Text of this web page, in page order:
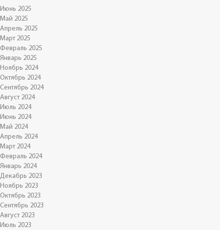
Июнь 2025
Май 2025
Апрель 2025
Март 2025
Февраль 2025
Январь 2025
Ноябрь 2024
Октябрь 2024
Сентябрь 2024
Август 2024
Июль 2024
Июнь 2024
Май 2024
Апрель 2024
Март 2024
Февраль 2024
Январь 2024
Декабрь 2023
Ноябрь 2023
Октябрь 2023
Сентябрь 2023
Август 2023
Июль 2023